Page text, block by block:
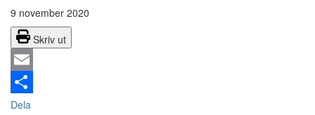
9 november 2020
Skriv ut
Email
Dela